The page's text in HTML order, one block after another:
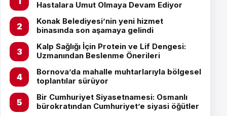
Hastalara Umut Olmaya Devam Ediyor
Konak Belediyesi’nin yeni hizmet
binasında son aşamaya gelindi
Kalp Sağlığı İçin Protein ve Lif Dengesi:
Uzmanından Beslenme Önerileri
Bornova’da mahalle muhtarlarıyla bölgesel
toplantılar sürüyor
Bir Cumhuriyet Siyasetnamesi: Osmanlı
bürokratından Cumhuriyet’e siyasi öğütler